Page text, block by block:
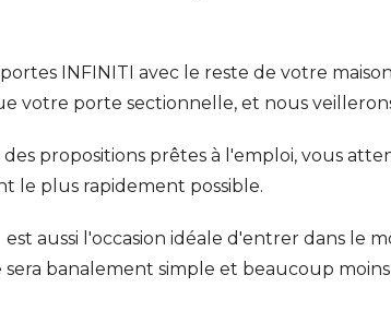
INFINITI avec le reste de votre
votre porte sectionnelle, et nous
des propositions prêtes à l'emploi, vous
le plus rapidement possible.
aussi l'occasion idéale d'entrer dans le
sera banalement simple et beaucoup